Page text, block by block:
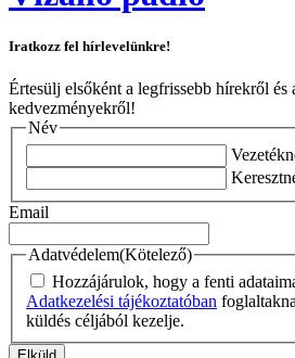
Iratkozz fel hírlevelünkre!
Értesülj elsőként a legfrissebb hírekről és
kedvezményekről!
Név
Email
Adatvédelem(Kötelező)
Hozzájárulok, hogy a fenti
Adatkezelési tájékoztatóban
küldés céljából kezelje.